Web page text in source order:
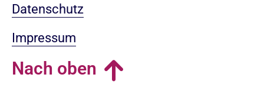
Datenschutz
Impressum
Nach oben